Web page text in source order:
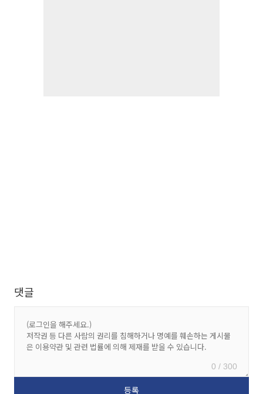
댓글
0 / 300